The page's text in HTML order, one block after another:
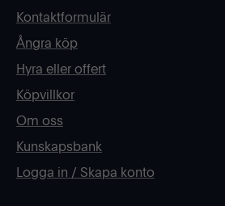
Kontaktformulär
Ångra köp
Hyra eller offert
Köpvillkor
Om oss
Kunskapsbank
Logga in / Skapa konto